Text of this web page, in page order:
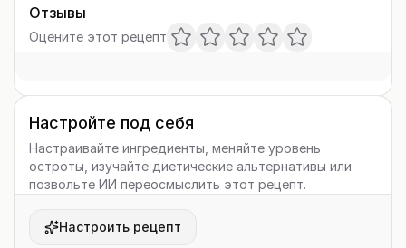
Отзывы
Оцените этот рецепт
Настройте под себя
Настраивайте ингредиенты, меняйте уровень
остроты, изучайте диетические альтернативы или
позвольте ИИ переосмыслить этот рецепт.
Настроить рецепт